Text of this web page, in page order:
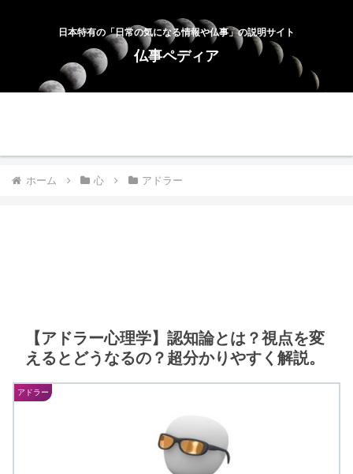
日本特有の「日常の気になる情報や仏事」の説明サイト
仏事ペディア
ホーム 心 アドラー
【アドラー心理学】認知論とは？視点を変
えるとどうなるの？超分かりやすく解説。
アドラー